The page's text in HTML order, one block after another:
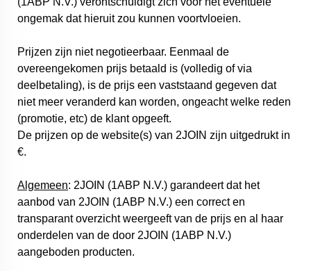
ongemak dat hieruit zou kunnen voortvloeien.
Prijzen zijn niet negotieerbaar. Eenmaal de
overeengekomen prijs betaald is (volledig of via
deelbetaling), is de prijs een vaststaand gegeven dat
niet meer veranderd kan worden, ongeacht welke reden
(promotie, etc) de klant opgeeft.
De prijzen op de website(s) van 2JOIN zijn uitgedrukt in
€.
Algemeen: 2JOIN (1ABP N.V.) garandeert dat het
aanbod van 2JOIN (1ABP N.V.) een correct en
transparant overzicht weergeeft van de prijs en al haar
onderdelen van de door 2JOIN (1ABP N.V.)
aangeboden producten.